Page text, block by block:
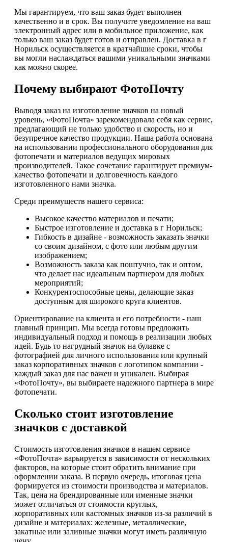
Мы гарантируем, что ваш заказ будет выполнен
качественно и в срок. Вы получите уведомление на ваш
электронный адрес или в мобильное приложение, как
только ваш заказ будет готов и отправлен. Доставка в г
Норильск осуществляется в кратчайшие сроки, чтобы
вы могли наслаждаться вашими уникальными значками
как можно скорее.
Почему выбирают ФотоПочту
Выводя заказ на изготовление значков на новый
уровень, «ФотоПочта» зарекомендовала себя как сервис,
предлагающий не только удобство и скорость, но и
безупречное качество продукции. Наша работа основана
на использовании профессионального оборудования для
фотопечати и материалов ведущих мировых
производителей. Такое сочетание гарантирует премиум-
качество фотопечати и долговечность каждого
изготовленного нами значка.
Среди преимуществ нашего сервиса:
Высокое качество материалов и печати;
Быстрое изготовление и доставка в г Норильск;
Гибкость в дизайне - возможность заказать значки
со своим дизайном, с фото или любым другим
изображением;
Возможность заказа как поштучно, так и оптом,
что делает нас идеальным партнером для любых
мероприятий;
Конкурентоспособные цены, делающие заказ
доступным для широкого круга клиентов.
Ориентирование на клиента и его потребности - наш
главный принцип. Мы всегда готовы предложить
индивидуальный подход и помощь в реализации любых
идей. Будь то нагрудный значок на булавке с
фотографией для личного использования или крупный
заказ корпоративных значков с логотипом компании -
каждый заказ для нас важен и уникален. Выбирая
«ФотоПочту», вы выбираете надежного партнера в мире
фотопечати.
Сколько стоит изготовление
значков с доставкой
Стоимость изготовления значков в нашем сервисе
«ФотоПочта» варьируется в зависимости от нескольких
факторов, на которые стоит обратить внимание при
оформлении заказа. В первую очередь, итоговая цена
формируется из стоимости производства и материалов.
Так, цена на брендированные или именные значки
может отличаться от стоимости круглых,
корпоративных или кастомных значков из-за различий в
дизайне и материалах: железные, металлические,
закатные или заливные значки могут иметь различную